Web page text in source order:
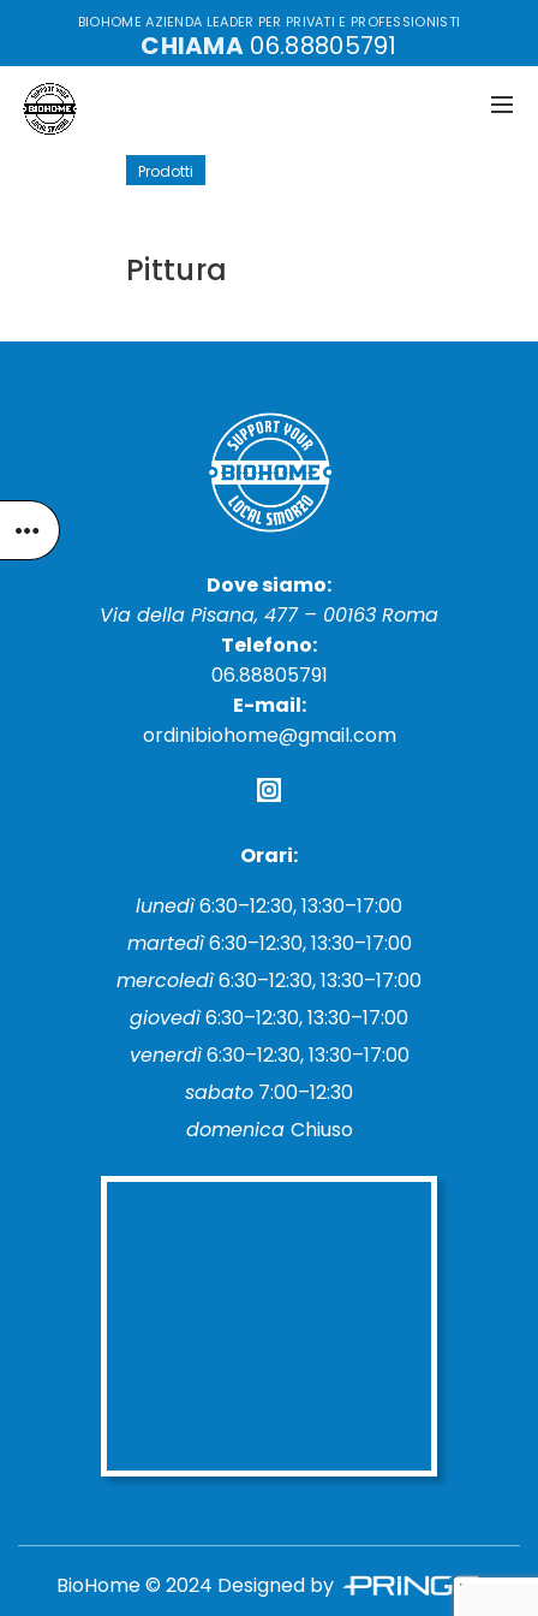
BIOHOME AZIENDA LEADER PER PRIVATI E PROFESSIONISTI
CHIAMA 06.88805791
Prodotti
Pittura
Dove siamo:
Via della Pisana, 477 – 00163 Roma
Telefono:
06.88805791
E-mail:
ordinibiohome@gmail.com
Orari:
lunedì6:30–12:30, 13:30–17:00
martedì6:30–12:30, 13:30–17:00
mercoledì6:30–12:30, 13:30–17:00
giovedì6:30–12:30, 13:30–17:00
venerdì6:30–12:30, 13:30–17:00
sabato 7:00–12:30
domenica Chiuso
BioHome © 2024 Designed by